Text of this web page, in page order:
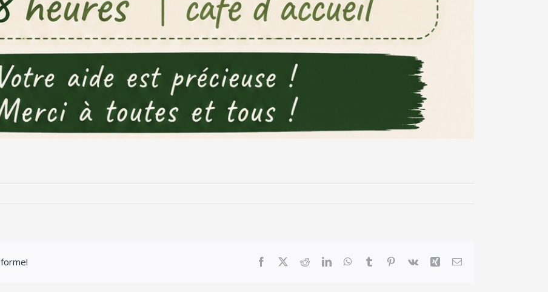
Facebook RedditLinkedInWhatsApp
Tumblr Pinterest
Vk Xing Email